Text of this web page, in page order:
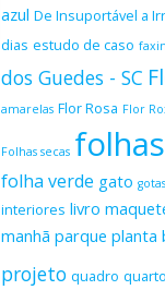
azul De Insuportável a
dias estudo de caso
dos Guedes - SC
amarelas Flor Rosa Flor
Folhas secas
folha verde gato
interiores livro
manhã parque planta
projeto quadro quarto